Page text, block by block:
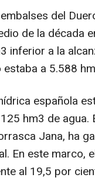
del
de la década
inferior a la
a 5.588
española
hm3 de agua.
Jana, ha
En este marco,
al 19,5 por